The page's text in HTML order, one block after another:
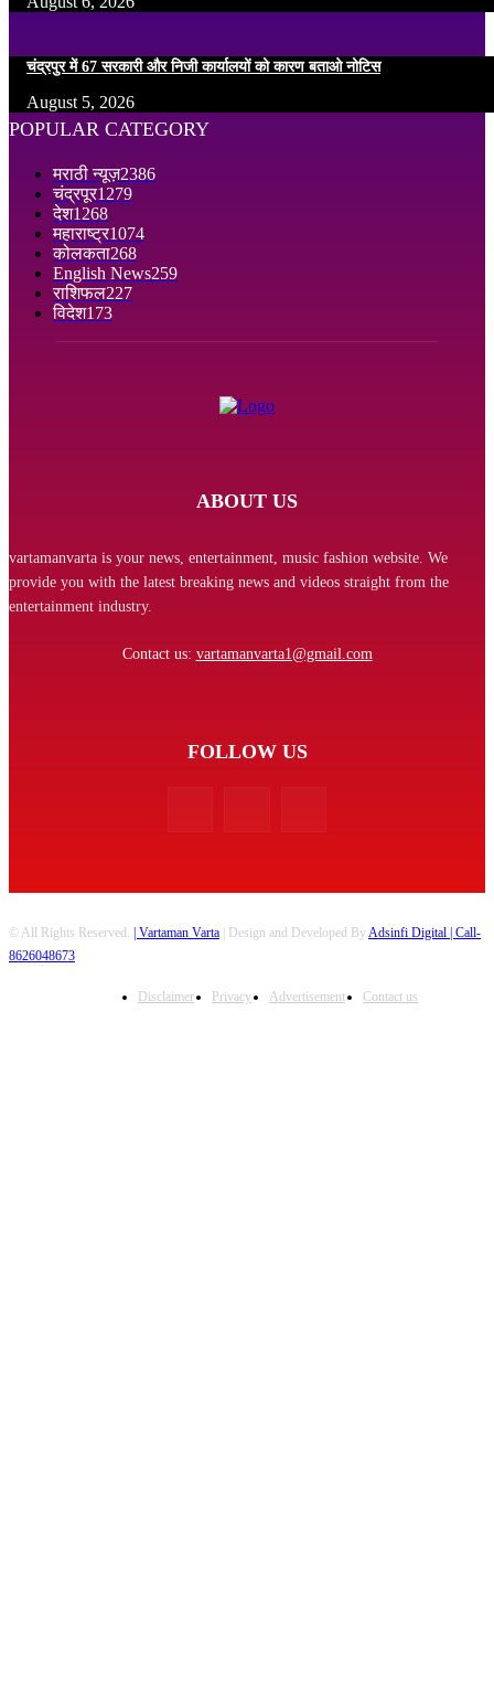
चंद्रपुर में 67 सरकारी और निजी कार्यालयों को कारण बताओ नोटिस
August 5, 2026
POPULAR CATEGORY
मराठी न्यूज़2386
चंद्रपूर1279
देश1268
महाराष्ट्र1074
कोलकता268
English News259
राशिफल227
विदेश173
ABOUT US
vartamanvarta is your news, entertainment, music fashion website. We
provide you with the latest breaking news and videos straight from the
entertainment industry.
Contact us: vartamanvarta1@gmail.com
FOLLOW US
© All Rights Reserved. | Vartaman Varta | Design and Developed ByAdsinfi Digital | Call-
8626048673
Disclaimer Privacy Advertisement Contact us